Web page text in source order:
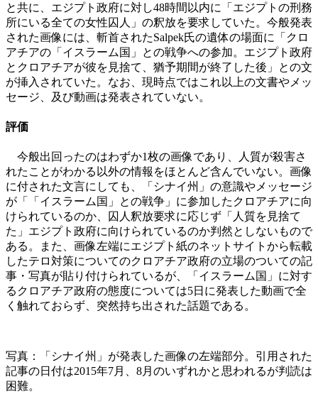
と共に、エジプト政府に対し48時間以内に「エジプトの刑務
所にいる全ての女性囚人」の釈放を要求していた。今般発表
された画像には、斬首されたSalpek氏の遺体の場面に「クロ
アチアの「イスラーム国」との戦争への参加。エジプト政府
とクロアチアが彼を見捨て、猶予期間が終了した後」との文
が挿入されていた。なお、現時点ではこれ以上の文書やメッ
セージ、及び動画は発表されていない。
評価
今般出回ったのはわずか1枚の画像であり、人質が殺害さ
れたことがわかる以外の情報をほとんど含んでいない。画像
に付された文言にしても、「シナイ州」の意識やメッセージ
が「「イスラーム国」との戦争」に参加したクロアチアに向
けられているのか、囚人釈放要求に応じず「人質を見捨て
た」エジプト政府に向けられているのか判然としないもので
ある。また、画像左端にエジプト紙のネットサイトから転載
したテロ対策についてのクロアチア政府の立場のついての記
事・写真が貼り付けられているが、「イスラーム国」に対す
るクロアチア政府の態度については5日に発表した動画で全
く触れておらず、突然持ち出された話題である。
写真：「シナイ州」が発表した画像の左端部分。引用された
記事の日付は2015年7月、8月のいずれかと思われるが判読は
困難。